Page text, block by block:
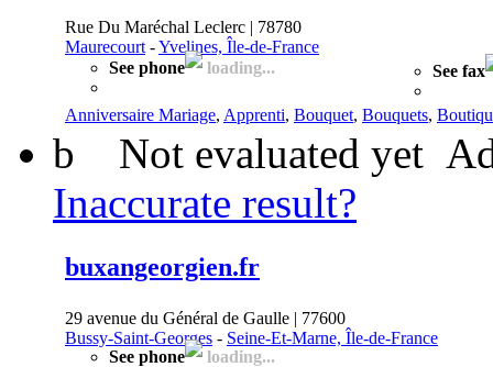
Rue Du Maréchal Leclerc | 78780
Maurecourt -Yvelines, Île-de-France
See phone
loading... See fax
Anniversaire Mariage, Apprenti, Bouquet, Bouquets,
b Not evaluated yet
Inaccurate result?
buxangeorgien.fr
29 avenue du Général de Gaulle | 77600
Bussy-Saint-Georges - Seine-Et-Marne, Île-de-France
See phone
loading...